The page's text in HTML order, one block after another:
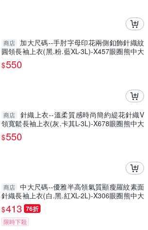
商店
加大尺碼--手肘字母印花兩側釦飾針織紋
圓領長袖上衣(黑.粉.藍XL-3L)-X457眼圈熊中大
尺碼
$550
商店
針織上衣--溫柔質感時尚簡約緹花針織V
領寬鬆長袖上衣(灰.卡其L-3L)-X678眼圈熊中大
尺碼
$550
商店 中大尺碼--優雅半高領氣質顯瘦羅紋素面
針織長袖上衣(白.黑.紅XL-2L)-X306眼圈熊中大
尺碼
$413 76折
限時下殺